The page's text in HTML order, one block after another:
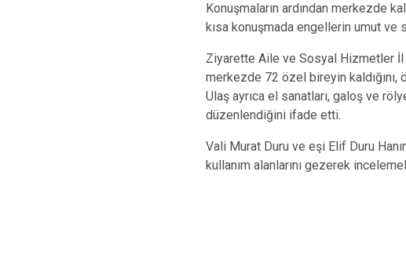
Konuşmaların ardından merkezde
kısa konuşmada engellerin umut ve
Ziyarette Aile ve Sosyal Hizmetler İl
merkezde 72 özel bireyin
Ulaş ayrıca el sanatları, galoş ve
düzenlendiğini ifade etti.
Vali Murat Duru ve eşi Elif Duru
kullanım alanlarını gezerek